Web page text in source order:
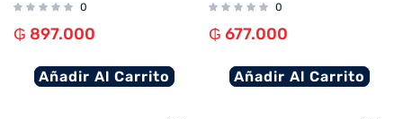
0
₲ 897.000
Añadir Al Carrito
0
₲ 677.000
Añadir Al Carrito